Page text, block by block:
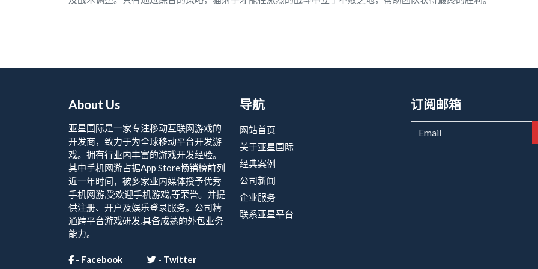
About Us
亚星国际是一家专注移动互联网游戏的
开发商，致力于为全球移动平台开发游
戏。拥有行业内丰富的游戏开发经验。
其中手机网游占据App Store畅销榜前列
近一年时间，被多家业内媒体授予优秀
手机网游,受欢迎手机游戏,等荣誉。并提
供注册、开户及娱乐登录服务。公司精
通跨平台游戏研发,具备成熟的外包业务
能力。
- Facebook - Twitter
导航
网站首页
关于亚星国际
经典案例
公司新闻
企业服务
联系亚星平台
订阅邮箱